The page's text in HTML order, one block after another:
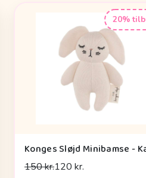
20%
150 kr.120 kr.